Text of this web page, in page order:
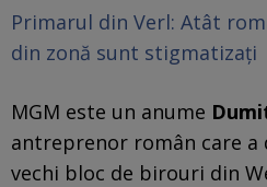
Primarul din Verl: Atât
din zonă sunt stigmatizați
MGM este un anume
antreprenor român care
vechi bloc de birouri din